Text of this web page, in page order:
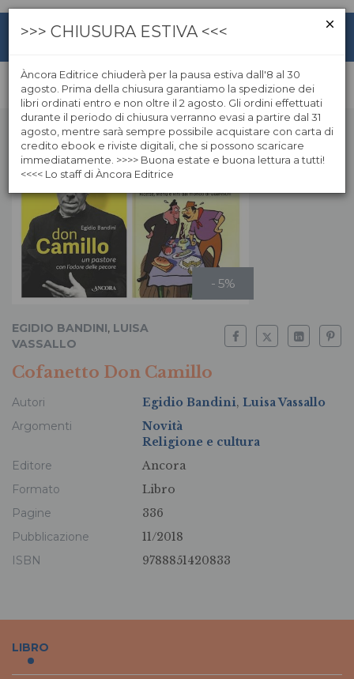
- 5%
EGIDIO BANDINI, LUISA
VASSALLO
Cofanetto Don Camillo
Autori Egidio Bandini, Luisa Vassallo
Argomenti
Novità
Religione e cultura
Editore
Ancora
Formato
Libro
Pagine
336
Pubblicazione
11/2018
ISBN
9788851420833
LIBRO
>>> CHIUSURA ESTIVA <<<
Àncora Editrice chiuderà per la pausa estiva dall'8 al 30
agosto. Prima della chiusura garantiamo la spedizione dei
libri ordinati entro e non oltre il 2 agosto. Gli ordini effettuati
durante il periodo di chiusura verranno evasi a partire dal 31
agosto, mentre sarà sempre possibile acquistare con carta di
credito ebook e riviste digitali, che si possono scaricare
immediatamente. >>>> Buona estate e buona lettura a tutti!
<<<< Lo staff di Àncora Editrice